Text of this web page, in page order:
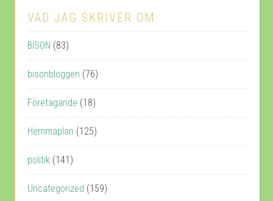
VAD JAG SKRIVER OM
BISON (83)
bisonbloggen (76)
Företagande (18)
Hemmaplan (125)
politik (141)
Uncategorized (159)